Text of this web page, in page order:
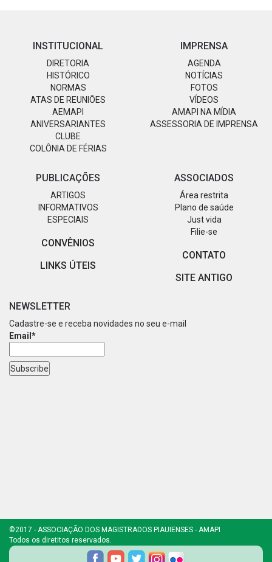
INSTITUCIONAL
DIRETORIA
HISTÓRICO
NORMAS
ATAS DE REUNIÕES
AEMAPI
ANIVERSARIANTES
CLUBE
COLÔNIA DE FÉRIAS
IMPRENSA
AGENDA
NOTÍCIAS
FOTOS
VÍDEOS
AMAPI NA MÍDIA
ASSESSORIA DE IMPRENSA
PUBLICAÇÕES
ARTIGOS
INFORMATIVOS
ESPECIAIS
CONVÊNIOS
LINKS ÚTEIS
ASSOCIADOS
Área restrita
Plano de saúde
Just vida
Filie-se
CONTATO
SITE ANTIGO
NEWSLETTER
Cadastre-se e receba novidades no seu e-mail
Email*
©2017 - ASSOCIAÇÃO DOS MAGISTRADOS PIAUIENSES - AMAPI
Todos os diretitos reservados.